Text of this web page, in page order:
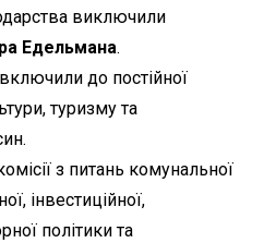
виключили
Едельмана.
до постійної
туризму та
з питань комунальної
інвестиційної,
політики та